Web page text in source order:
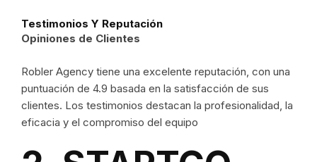
Testimonios Y Reputación
Opiniones de Clientes
Robler Agency tiene una excelente reputación, con una
puntuación de 4.9 basada en la satisfacción de sus
clientes. Los testimonios destacan la profesionalidad, la
eficacia y el compromiso del equipo